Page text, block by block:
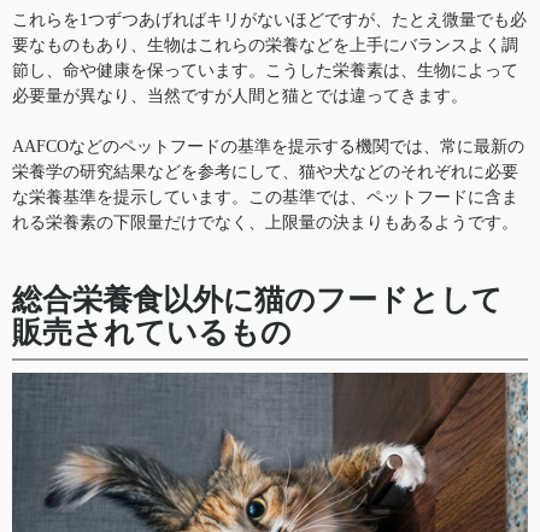
これらを1つずつあげればキリがないほどですが、たとえ微量でも必
要なものもあり、生物はこれらの栄養などを上手にバランスよく調
節し、命や健康を保っています。こうした栄養素は、生物によって
必要量が異なり、当然ですが人間と猫とでは違ってきます。
AAFCOなどのペットフードの基準を提示する機関では、常に最新の
栄養学の研究結果などを参考にして、猫や犬などのそれぞれに必要
な栄養基準を提示しています。この基準では、ペットフードに含ま
れる栄養素の下限量だけでなく、上限量の決まりもあるようです。
総合栄養食以外に猫のフードとして
販売されているもの